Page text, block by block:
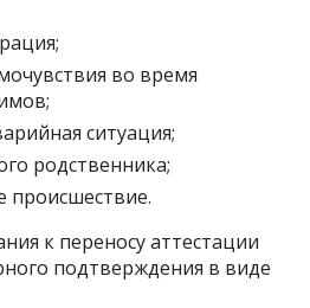
во время
ситуация;
родственника;
происшествие.
к переносу аттестации
подтверждения в виде